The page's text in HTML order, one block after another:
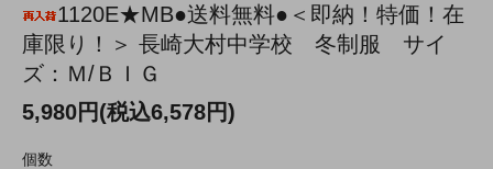
1120E★MB●送料無料●＜即納！特価！在
庫限り！＞ 長崎大村中学校 冬制服 サイ
ズ：Ｍ/ＢＩＧ
5,980円(税込6,578円)
個数